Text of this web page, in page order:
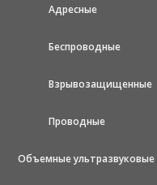
Адресные
Беспроводные
Взрывозащищенные
Проводные
Объемные